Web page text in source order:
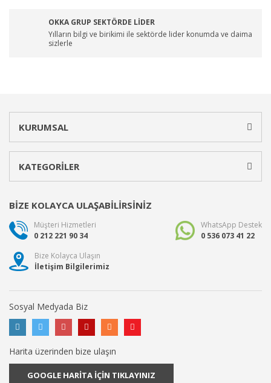
OKKA GRUP SEKTÖRDE LİDER
Yılların bilgi ve birikimi ile sektörde lider konumda ve daima
sizlerle
KURUMSAL
KATEGORİLER
BİZE KOLAYCA ULAŞABİLİRSİNİZ
Müşteri Hizmetleri
0 212 221 90 34
WhatsApp Destek
0 536 073 41 22
Bize Kolayca Ulaşın
İletişim Bilgilerimiz
Sosyal Medyada Biz
Harita üzerinden bize ulaşın
GOOGLE HARİTA İÇİN TIKLAYINIZ